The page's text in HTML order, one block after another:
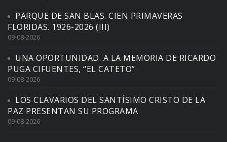
PARQUE DE SAN BLAS. CIEN PRIMAVERAS
FLORIDAS. 1926-2026 (III)
09-08-2026
UNA OPORTUNIDAD. A LA MEMORIA DE RICARDO
PUGA CIFUENTES, “EL CATETO”
09-08-2026
LOS CLAVARIOS DEL SANTÍSIMO CRISTO DE LA
PAZ PRESENTAN SU PROGRAMA
09-08-2026